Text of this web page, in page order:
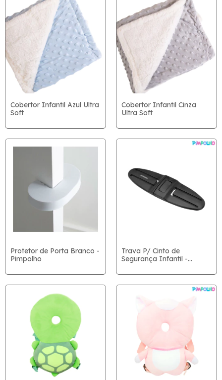
Cobertor Infantil Azul Ultra
Soft
Cobertor Infantil Cinza
Ultra Soft
Protetor de Porta Branco -
Pimpolho
Trava P/ Cinto de
Segurança Infantil -